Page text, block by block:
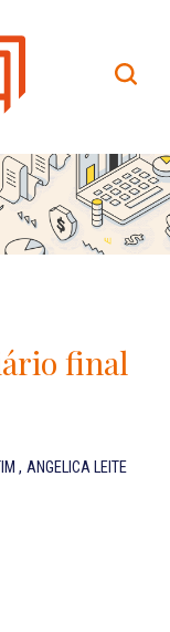
final
, ANGELICA LEITE